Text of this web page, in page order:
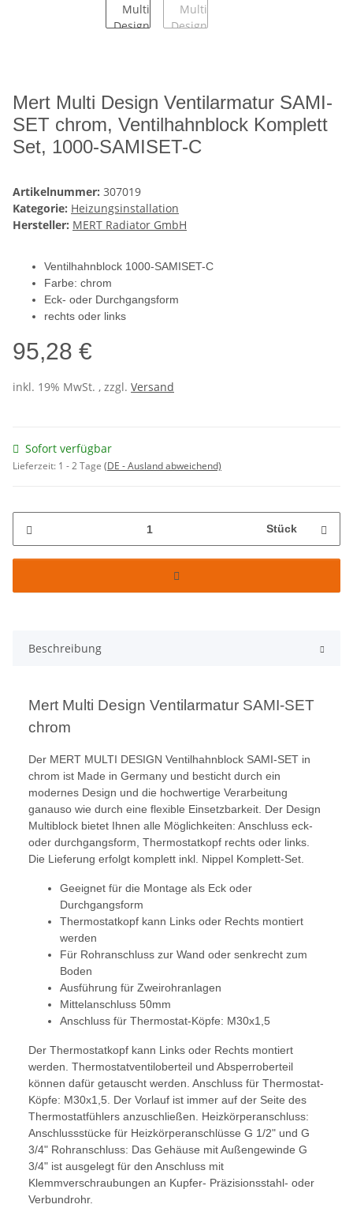
Mert Multi Design Ventilarmatur SAMI-
SET chrom, Ventilhahnblock Komplett
Set, 1000-SAMISET-C
Artikelnummer: 307019
Kategorie: Heizungsinstallation
Hersteller: MERT Radiator GmbH
Ventilhahnblock 1000-SAMISET-C
Farbe: chrom
Eck- oder Durchgangsform
rechts oder links
95,28 €
inkl. 19% MwSt. , zzgl. Versand
Sofort verfügbar
Lieferzeit: 1 - 2 Tage (DE - Ausland abweichend)
Stück
Beschreibung
Mert Multi Design Ventilarmatur SAMI-SET
chrom
Der MERT MULTI DESIGN Ventilhahnblock SAMI-SET in
chrom ist Made in Germany und besticht durch ein
modernes Design und die hochwertige Verarbeitung
ganauso wie durch eine flexible Einsetzbarkeit. Der Design
Multiblock bietet Ihnen alle Möglichkeiten: Anschluss eck-
oder durchgangsform, Thermostatkopf rechts oder links.
Die Lieferung erfolgt komplett inkl. Nippel Komplett-Set.
Geeignet für die Montage als Eck oder
Durchgangsform
Thermostatkopf kann Links oder Rechts montiert
werden
Für Rohranschluss zur Wand oder senkrecht zum
Boden
Ausführung für Zweirohranlagen
Mittelanschluss 50mm
Anschluss für Thermostat-Köpfe: M30x1,5
Der Thermostatkopf kann Links oder Rechts montiert
werden. Thermostatventiloberteil und Absperroberteil
können dafür getauscht werden. Anschluss für Thermostat-
Köpfe: M30x1,5. Der Vorlauf ist immer auf der Seite des
Thermostatfühlers anzuschließen. Heizkörperanschluss:
Anschlussstücke für Heizkörperanschlüsse G 1/2" und G
3/4" Rohranschluss: Das Gehäuse mit Außengewinde G
3/4" ist ausgelegt für den Anschluss mit
Klemmverschraubungen an Kupfer- Präzisionsstahl- oder
Verbundrohr.